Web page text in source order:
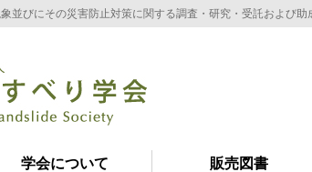
並びにその災害防止対策に関する調査・研究・受託および助
学会について 販売図書